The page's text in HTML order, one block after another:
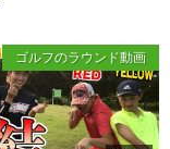
ゴルフのラウンド動画